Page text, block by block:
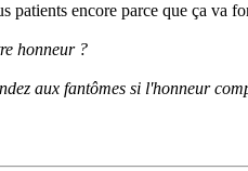
patients encore parce que ça va
honneur ?
aux fantômes si l'honneur